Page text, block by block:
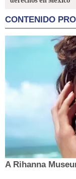
CONTENIDO
A Rihanna